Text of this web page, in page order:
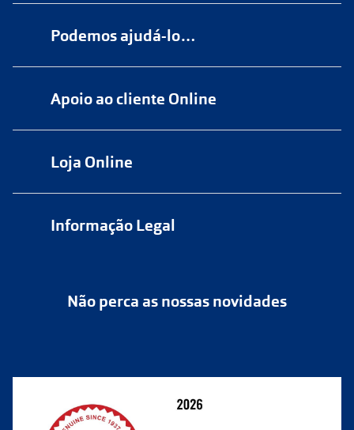
Podemos ajudá-lo…
Apoio ao cliente Online
Loja Online
Perguntas frequentes
Informação Legal
Política de Cookies
Não perca as nossas novidades